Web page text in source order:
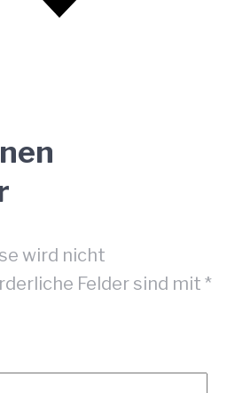
wird nicht
Felder sind mit *